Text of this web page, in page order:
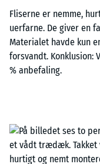
Fliserne er nemme,
uerfarne. De giver en
Materialet havde kun
forsvandt. Konklusion:
% anbefaling.